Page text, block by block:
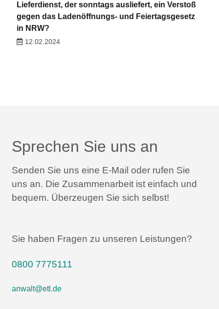
Lieferdienst, der sonntags ausliefert, ein Verstoß
gegen das Ladenöffnungs- und Feiertagsgesetz
in NRW?
12.02.2024
Sprechen Sie uns an
Senden Sie uns eine E-Mail oder rufen Sie
uns an. Die Zusammenarbeit ist einfach und
bequem. Überzeugen Sie sich selbst!
Sie haben Fragen zu unseren Leistungen?
0800 7775111
anwalt@etl.de